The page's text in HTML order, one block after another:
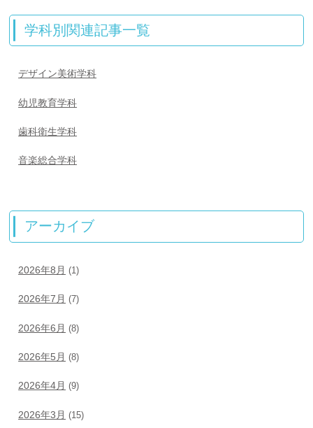
学科別関連記事一覧
デザイン美術学科
幼児教育学科
歯科衛生学科
音楽総合学科
アーカイブ
2026年8月 (1)
2026年7月 (7)
2026年6月 (8)
2026年5月 (8)
2026年4月 (9)
2026年3月 (15)